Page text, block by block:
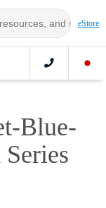
eStore
Blue-